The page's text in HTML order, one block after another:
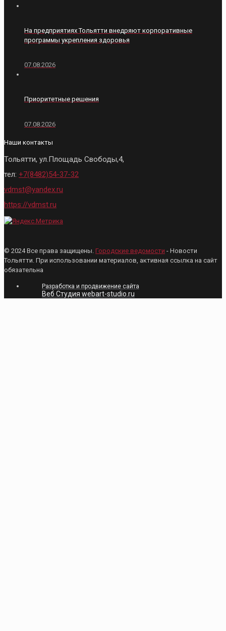
На предприятиях Тольятти внедряют корпоративные
программы укрепления здоровья
07.08.2026
Приоритетные решения
07.08.2026
Наши контакты
Тольятти, ул.Площадь Свободы,4,
тел: +7(8482)54-37-32
vdmst@yandex.ru
https://vdmst.ru
© 2024 Все права защищены. Городские ведомости - Новости
Тольятти. При использовании материалов, активная ссылка на сайт
обязательна
Разработка и продвижение сайта
Веб Студия webart-studio.ru